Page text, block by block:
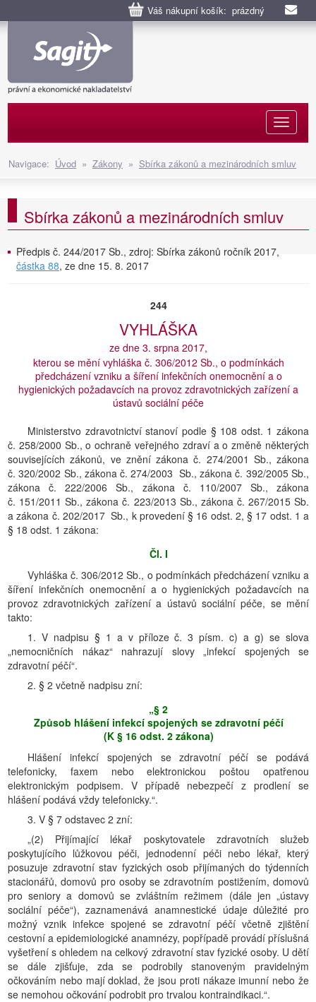
Váš nákupní košík: prázdný
Navigace: Úvod » Zákony » Sbírka zákonů a mezinárodních smluv
Sbírka zákonů a mezinárodních smluv
Předpis č. 244/2017 Sb., zdroj: Sbírka zákonů ročník 2017,
částka 88, ze dne 15. 8. 2017
244
VYHLÁŠKA
ze dne 3. srpna 2017,
kterou se mění vyhláška č. 306/2012 Sb., o podmínkách
předcházení vzniku a šíření infekčních onemocnění a o
hygienických požadavcích na provoz zdravotnických zařízení a
ústavů sociální péče
Ministerstvo zdravotnictví stanoví podle § 108 odst. 1 zákona
č. 258/2000 Sb., o ochraně veřejného zdraví a o změně některých
souvisejících zákonů, ve znění zákona č. 274/2001 Sb., zákona
č. 320/2002 Sb., zákona č. 274/2003 Sb., zákona č. 392/2005 Sb.,
zákona č. 222/2006 Sb., zákona č. 110/2007 Sb., zákona
č. 151/2011 Sb., zákona č. 223/2013 Sb., zákona č. 267/2015 Sb.
a zákona č. 202/2017 Sb., k provedení § 16 odst. 2, § 17 odst. 1 a
§ 18 odst. 1 zákona:
Čl. I
Vyhláška č. 306/2012 Sb., o podmínkách předcházení vzniku a
šíření infekčních onemocnění a o hygienických požadavcích na
provoz zdravotnických zařízení a ústavů sociální péče, se mění
takto:
1. V nadpisu § 1 a v příloze č. 3 písm. c) a g) se slova
„nemocničních nákaz“ nahrazují slovy „infekcí spojených se
zdravotní péčí“.
2. § 2 včetně nadpisu zní:
„§ 2
Způsob hlášení infekcí spojených se zdravotní péčí
(K § 16 odst. 2 zákona)
Hlášení infekcí spojených se zdravotní péčí se podává
telefonicky, faxem nebo elektronickou poštou opatřenou
elektronickým podpisem. V případě nebezpečí z prodlení se
hlášení podává vždy telefonicky.“.
3. V § 7 odstavec 2 zní:
„(2) Přijímající lékař poskytovatele zdravotních služeb
poskytujícího lůžkovou péči, jednodenní péči nebo lékař, který
posuzuje zdravotní stav fyzických osob přijímaných do týdenních
stacionářů, domovů pro osoby se zdravotním postižením, domovů
pro seniory a domovů se zvláštním režimem (dále jen „ústavy
sociální péče“), zaznamenává anamnestické údaje důležité pro
možný vznik infekce spojené se zdravotní péčí včetně zjištění
cestovní a epidemiologické anamnézy, popřípadě provádí příslušná
vyšetření s ohledem na celkový zdravotní stav fyzické osoby. U dětí
se dále zjišťuje, zda se podrobily stanoveným pravidelným
očkováním nebo mají doklad, že jsou proti nákaze imunní nebo že
se nemohou očkování podrobit pro trvalou kontraindikaci.“.